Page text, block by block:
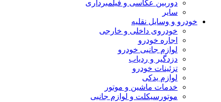
دوربین عکاسی و فیلمبرداری
سایر
خودرو و وسایل نقلیه
خودروی داخلی و خارجی
اجاره خودرو
لوازم جانبی خودرو
دزدگیر و ردیاب
تزئینات خودرو
لوازم یدکی
خدمات ماشین و موتور
موتورسیکلت و لوازم جانبی